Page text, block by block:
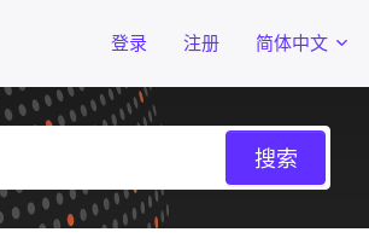
登录 注册 简体中文